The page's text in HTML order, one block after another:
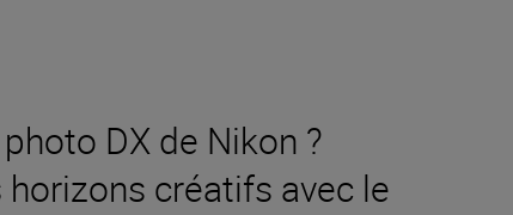
DX de Nikon ?
créatifs avec le